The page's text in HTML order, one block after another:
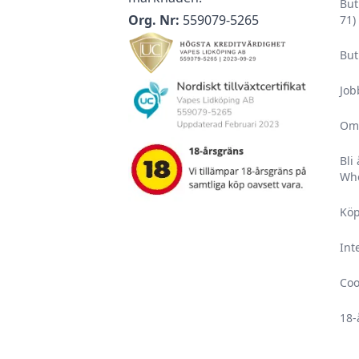
Förvara all din utrustning och alla nikotinvaror
Läs igenom säkerhetsbilagan innan användning.
Uppsök alltid läkare och/eller akutmottagning om
barn fått i sig nikotin, då det är väldigt skadligt för
Upplever du ihållande biverkningar som är angivna
vänligen uppsök läkare och ta med förpackningen
E-vätskor med nikotin har en hållbarhet på minst 2
bortom solljus mellan 5-25 °C på en torr och mörk
Org. Nr: 559079-5265
71)
Bli